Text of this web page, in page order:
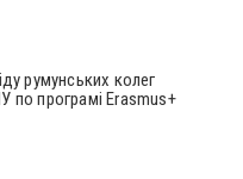
румунських колег
програмі Erasmus+